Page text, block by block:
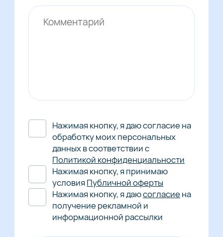
Нажимая кнопку, я даю согласие на
обработку моих персональных
данных в соответствии с
Политикой конфиденциальности
Нажимая кнопку, я принимаю
условия Публичной оферты
Нажимая кнопку, я даюсогласие на
получение рекламной и
информационной рассылки